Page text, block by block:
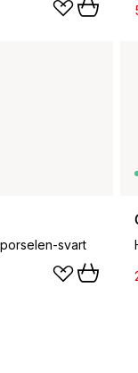
svart